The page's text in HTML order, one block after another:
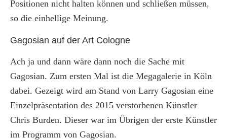
Positionen nicht halten können und schließen müssen,
so die einhellige Meinung.
Gagosian auf der Art Cologne
Ach ja und dann wäre dann noch die Sache mit
Gagosian. Zum ersten Mal ist die Megagalerie in Köln
dabei. Gezeigt wird am Stand von Larry Gagosian eine
Einzelpräsentation des 2015 verstorbenen Künstler
Chris Burden. Dieser war im Übrigen der erste Künstler
im Programm von Gagosian.